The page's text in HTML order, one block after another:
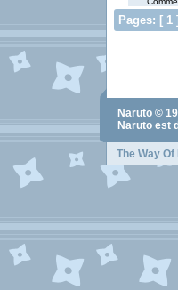
Pages: [ 1
Naruto ©
Naruto est
The Way